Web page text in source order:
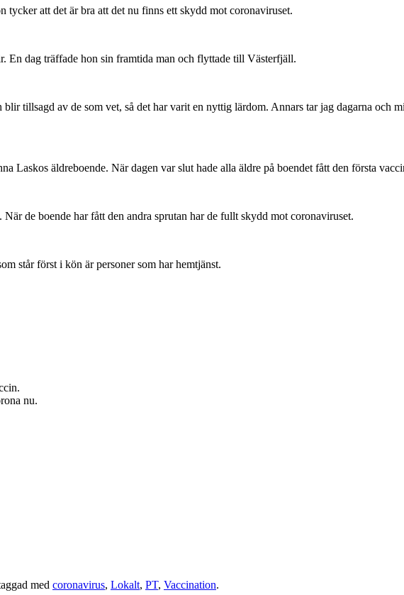
att det är bra att det nu finns ett skydd mot coronaviruset.
En dag träffade hon sin framtida man och flyttade till Västerfjäll.
tillsagd av de som vet, så det har varit en nyttig lärdom. Annars tar jag dagarna och
Laskos äldreboende. När dagen var slut hade alla äldre på boendet fått den första
de boende har fått den andra sprutan har de fullt skydd mot coronaviruset.
står först i kön är personer som har hemtjänst.
nu.
med coronavirus, Lokalt, PT, Vaccination.